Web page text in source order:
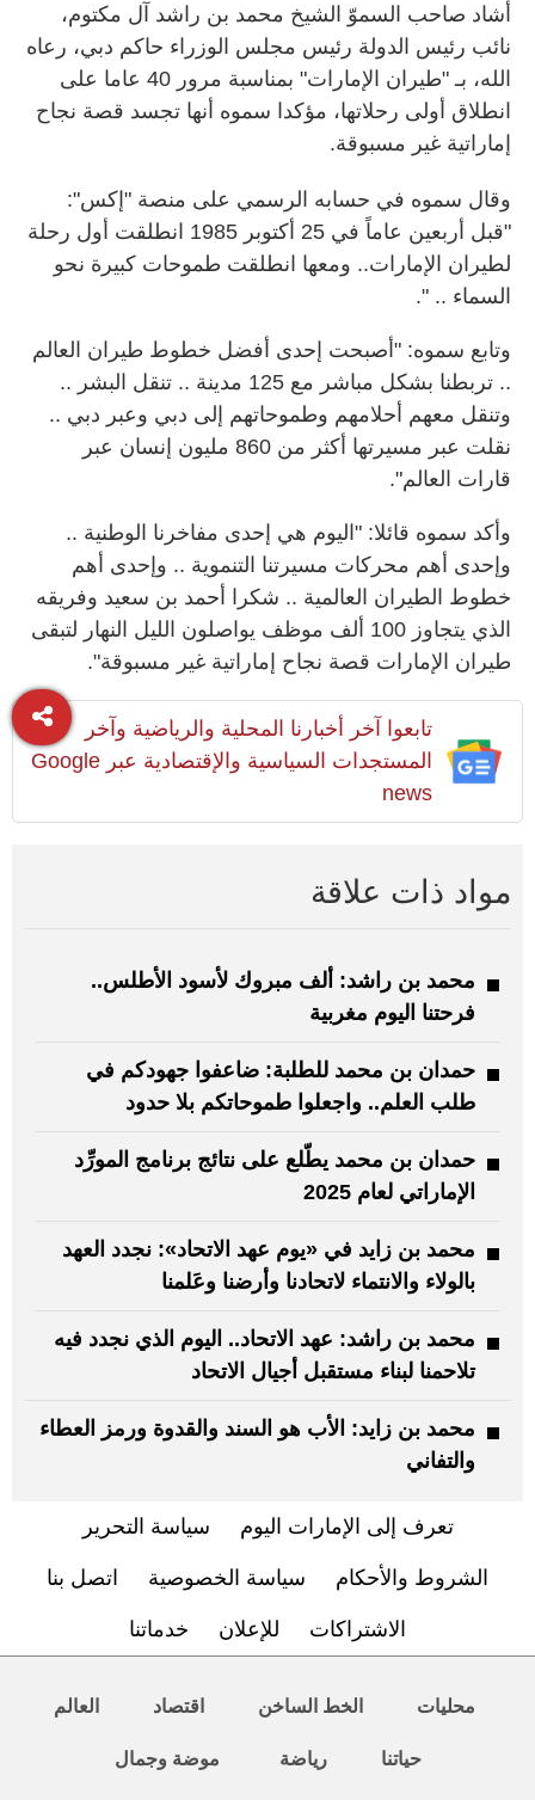
أشاد صاحب السموّ الشيخ محمد بن راشد آل مكتوم،
نائب رئيس الدولة رئيس مجلس الوزراء حاكم دبي، رعاه
الله، بـ "طيران الإمارات" بمناسبة مرور 40 عاما على
انطلاق أولى رحلاتها، مؤكدا سموه أنها تجسد قصة نجاح
إماراتية غير مسبوقة.
وقال سموه في حسابه الرسمي على منصة "إكس":
"قبل أربعين عاماً في 25 أكتوبر 1985 انطلقت أول رحلة
لطيران الإمارات.. ومعها انطلقت طموحات كبيرة نحو
السماء .. ".
وتابع سموه: "أصبحت إحدى أفضل خطوط طيران العالم
.. تربطنا بشكل مباشر مع 125 مدينة .. تنقل البشر ..
وتنقل معهم أحلامهم وطموحاتهم إلى دبي وعبر دبي ..
نقلت عبر مسيرتها أكثر من 860 مليون إنسان عبر
قارات العالم".
وأكد سموه قائلا: "اليوم هي إحدى مفاخرنا الوطنية ..
وإحدى أهم محركات مسيرتنا التنموية .. وإحدى أهم
خطوط الطيران العالمية .. شكرا أحمد بن سعيد وفريقه
الذي يتجاوز 100 ألف موظف يواصلون الليل النهار لتبقى
طيران الإمارات قصة نجاح إماراتية غير مسبوقة".
تابعوا آخر أخبارنا المحلية والرياضية وآخر
المستجدات السياسية والإقتصادية عبر Google
news
مواد ذات علاقة
محمد بن راشد: ألف مبروك لأسود الأطلس..
فرحتنا اليوم مغربية
حمدان بن محمد للطلبة: ضاعفوا جهودكم في
طلب العلم.. واجعلوا طموحاتكم بلا حدود
حمدان بن محمد يطّلع على نتائج برنامج المورِّد
الإماراتي لعام 2025
محمد بن زايد في «يوم عهد الاتحاد»: نجدد العهد
بالولاء والانتماء لاتحادنا وأرضنا وعَلمنا
محمد بن راشد: عهد الاتحاد.. اليوم الذي نجدد فيه
تلاحمنا لبناء مستقبل أجيال الاتحاد
محمد بن زايد: الأب هو السند والقدوة ورمز العطاء
والتفاني
تعرف إلى الإمارات اليوم سياسة التحرير
الشروط والأحكام سياسة الخصوصية اتصل بنا
الاشتراكات للإعلان خدماتنا
محليات الخط الساخن اقتصاد العالم
حياتنا رياضة موضة وجمال